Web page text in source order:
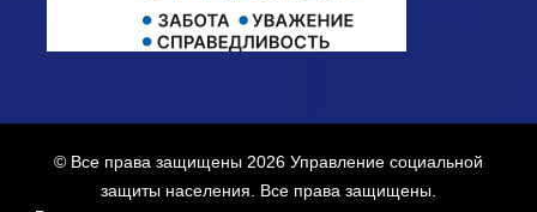
© Все права защищены 2026 Управление социальной
защиты населения . Все права защищены.